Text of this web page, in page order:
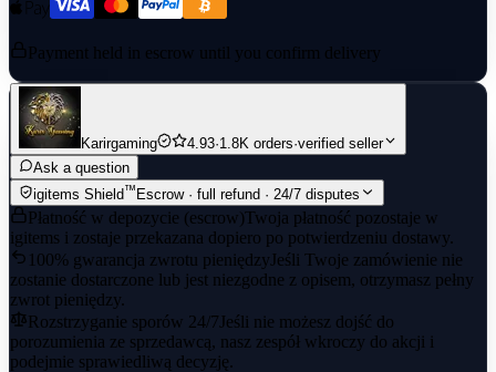
Payment held in escrow until you confirm delivery
Karirgaming 4.93·1.8K orders·verified seller
Ask a question
igitems Shield™ Escrow · full refund · 24/7 disputes
Płatność w depozycie (escrow)Twoja płatność pozostaje w
igitems i zostaje przekazana dopiero po potwierdzeniu dostawy.
100% gwarancja zwrotu pieniędzy Jeśli Twoje zamówienie nie
zostanie dostarczone lub jest niezgodne z opisem, otrzymasz pełny
zwrot pieniędzy.
Rozstrzyganie sporów 24/7 Jeśli nie możesz dojść do
porozumienia ze sprzedawcą, nasz zespół wkroczy do akcji i
podejmie sprawiedliwą decyzję.